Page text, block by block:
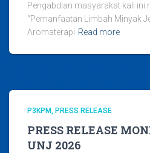
Pengabdian masyarakat kali ini
“Pemanfaatan Limbah Minyak
Aromaterapi Read more
P3KPM PRESS RELEASE
PRESS RELEASE
UNJ 2026